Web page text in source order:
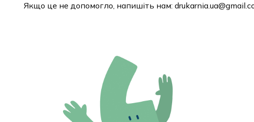
Якщо це не допомогло, напишіть нам: